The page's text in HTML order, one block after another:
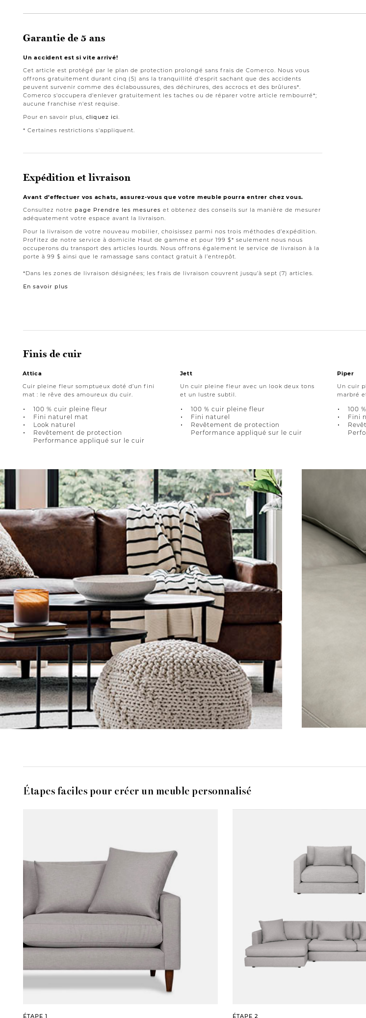
Garantie de 5 ans
Un accident est si vite arrivé!
Cet article est protégé par le plan de protection prolongé sans frais de Comerco. Nous vous
offrons gratuitement durant cinq (5) ans la tranquillité d'esprit sachant que des accidents
peuvent survenir comme des éclaboussures, des déchirures, des accrocs et des brûlures*.
Comerco s'occupera d'enlever gratuitement les taches ou de réparer votre article rembourré*;
aucune franchise n'est requise.
Pour en savoir plus, cliquez ici.
* Certaines restrictions s'appliquent.
Expédition et livraison
Avant d’effectuer vos achats, assurez-vous que votre meuble pourra entrer chez vous.
Consultez notre page Prendre les mesures et obtenez des conseils sur la manière de mesurer
adéquatement votre espace avant la livraison.
Pour la livraison de votre nouveau mobilier, choisissez parmi nos trois méthodes d’expédition.
Profitez de notre service à domicile Haut de gamme et pour 199 $* seulement nous nous
occuperons du transport des articles lourds. Nous offrons également le service de livraison à la
porte à 99 $ ainsi que le ramassage sans contact gratuit à l’entrepôt.
*Dans les zones de livraison désignées; les frais de livraison couvrent jusqu’à sept (7) articles.
En savoir plus
Finis de cuir
Attica
Cuir pleine fleur somptueux doté d’un fini
mat : le rêve des amoureux du cuir.
100 % cuir pleine fleur
Fini naturel mat
Look naturel
Revêtement de protection
Performance appliqué sur le cuir
Jett
Un cuir pleine fleur avec un look deux tons
et un lustre subtil.
100 % cuir pleine fleur
Fini naturel
Revêtement de protection
Performance appliqué sur le cuir
Piper
Un cuir
marbré
100
Fini
Étapes faciles pour créer un meuble personnalisé
ÉTAPE 1 ÉTAPE 2